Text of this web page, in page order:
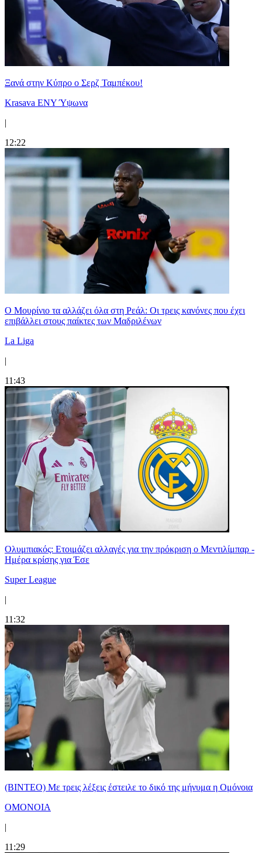
Ξανά στην Κύπρο ο Σερζ Ταμπέκου!
Krasava ENY Ύψωνα
|
12:22
Ο Μουρίνιο τα αλλάζει όλα στη Ρεάλ: Οι τρεις κανόνες που έχει
επιβάλλει στους παίκτες των Μαδριλένων
La Liga
|
11:43
Ολυμπιακός: Ετοιμάζει αλλαγές για την πρόκριση ο Μεντιλίμπαρ -
Ημέρα κρίσης για Έσε
Super League
|
11:32
(ΒΙΝΤΕΟ) Με τρεις λέξεις έστειλε το δικό της μήνυμα η Ομόνοια
ΟΜΟΝΟΙΑ
|
11:29